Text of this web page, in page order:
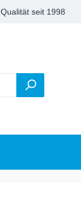
Qualität seit 1998